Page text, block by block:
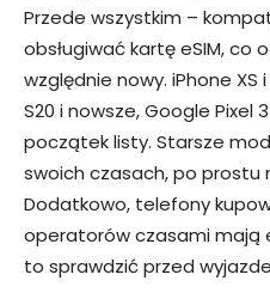
Przede wszystkim –
obsługiwać kartę eSIM, co
względnie nowy. iPhone XS
S20 i nowsze, Google Pixel
początek listy. Starsze
swoich czasach, po prostu
Dodatkowo, telefony
operatorów czasami mają
to sprawdzić przed